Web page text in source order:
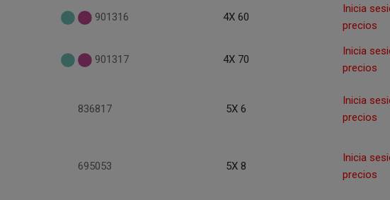
901316 4X 60
Inicia
precios
901317 4X 70
Inicia
precios
836817 5X 6
Inicia
precios
695053 5X 8
Inicia
precios